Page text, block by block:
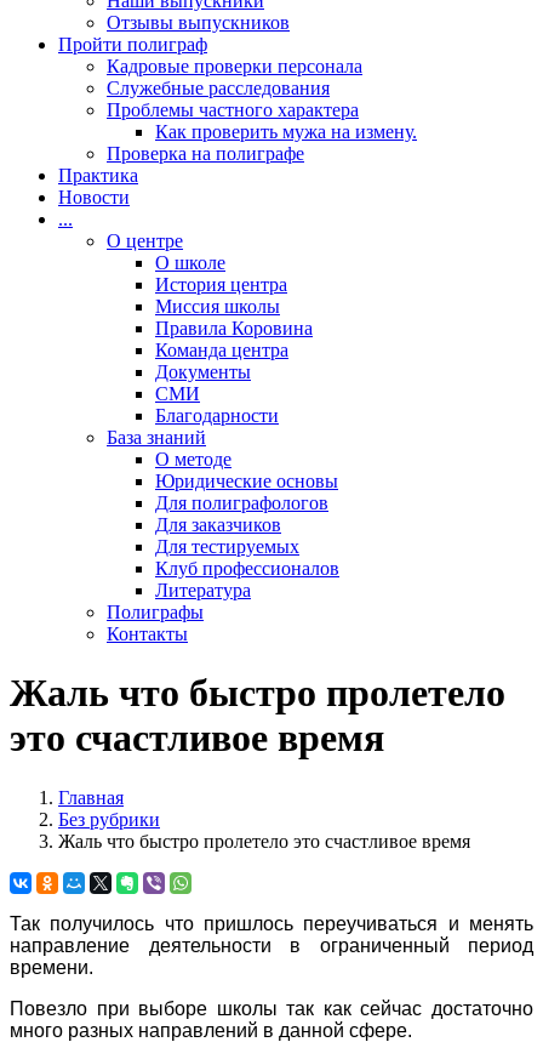
Отзывы выпускников
Пройти полиграф
Кадровые проверки персонала
Cлужебные расследования
Проблемы частного характера
Как проверить мужа на измену.
Проверка на полиграфе
Практика
Новости
...
О центре
О школе
История центра
Миссия школы
Правила Коровина
Команда центра
Документы
СМИ
Благодарности
База знаний
О методе
Юридические основы
Для полиграфологов
Для заказчиков
Для тестируемых
Клуб профессионалов
Литература
Полиграфы
Контакты
Жаль что быстро пролетело
это счастливое время
Главная
Без рубрики
Жаль что быстро пролетело это счастливое время
Так получилось что пришлось переучиваться и менять
направление деятельности в ограниченный период
времени.
Повезло при выборе школы так как сейчас достаточно
много разных направлений в данной сфере.